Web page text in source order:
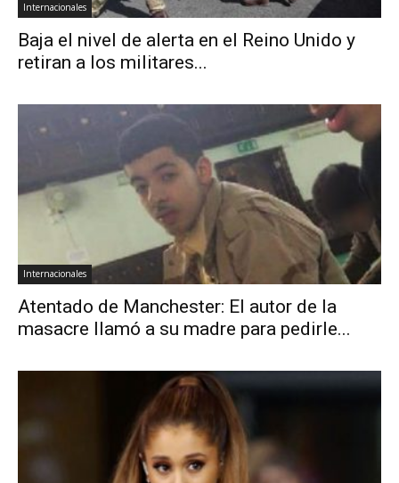
Internacionales
Baja el nivel de alerta en el Reino Unido y
retiran a los militares...
Internacionales
Atentado de Manchester: El autor de la
masacre llamó a su madre para pedirle...